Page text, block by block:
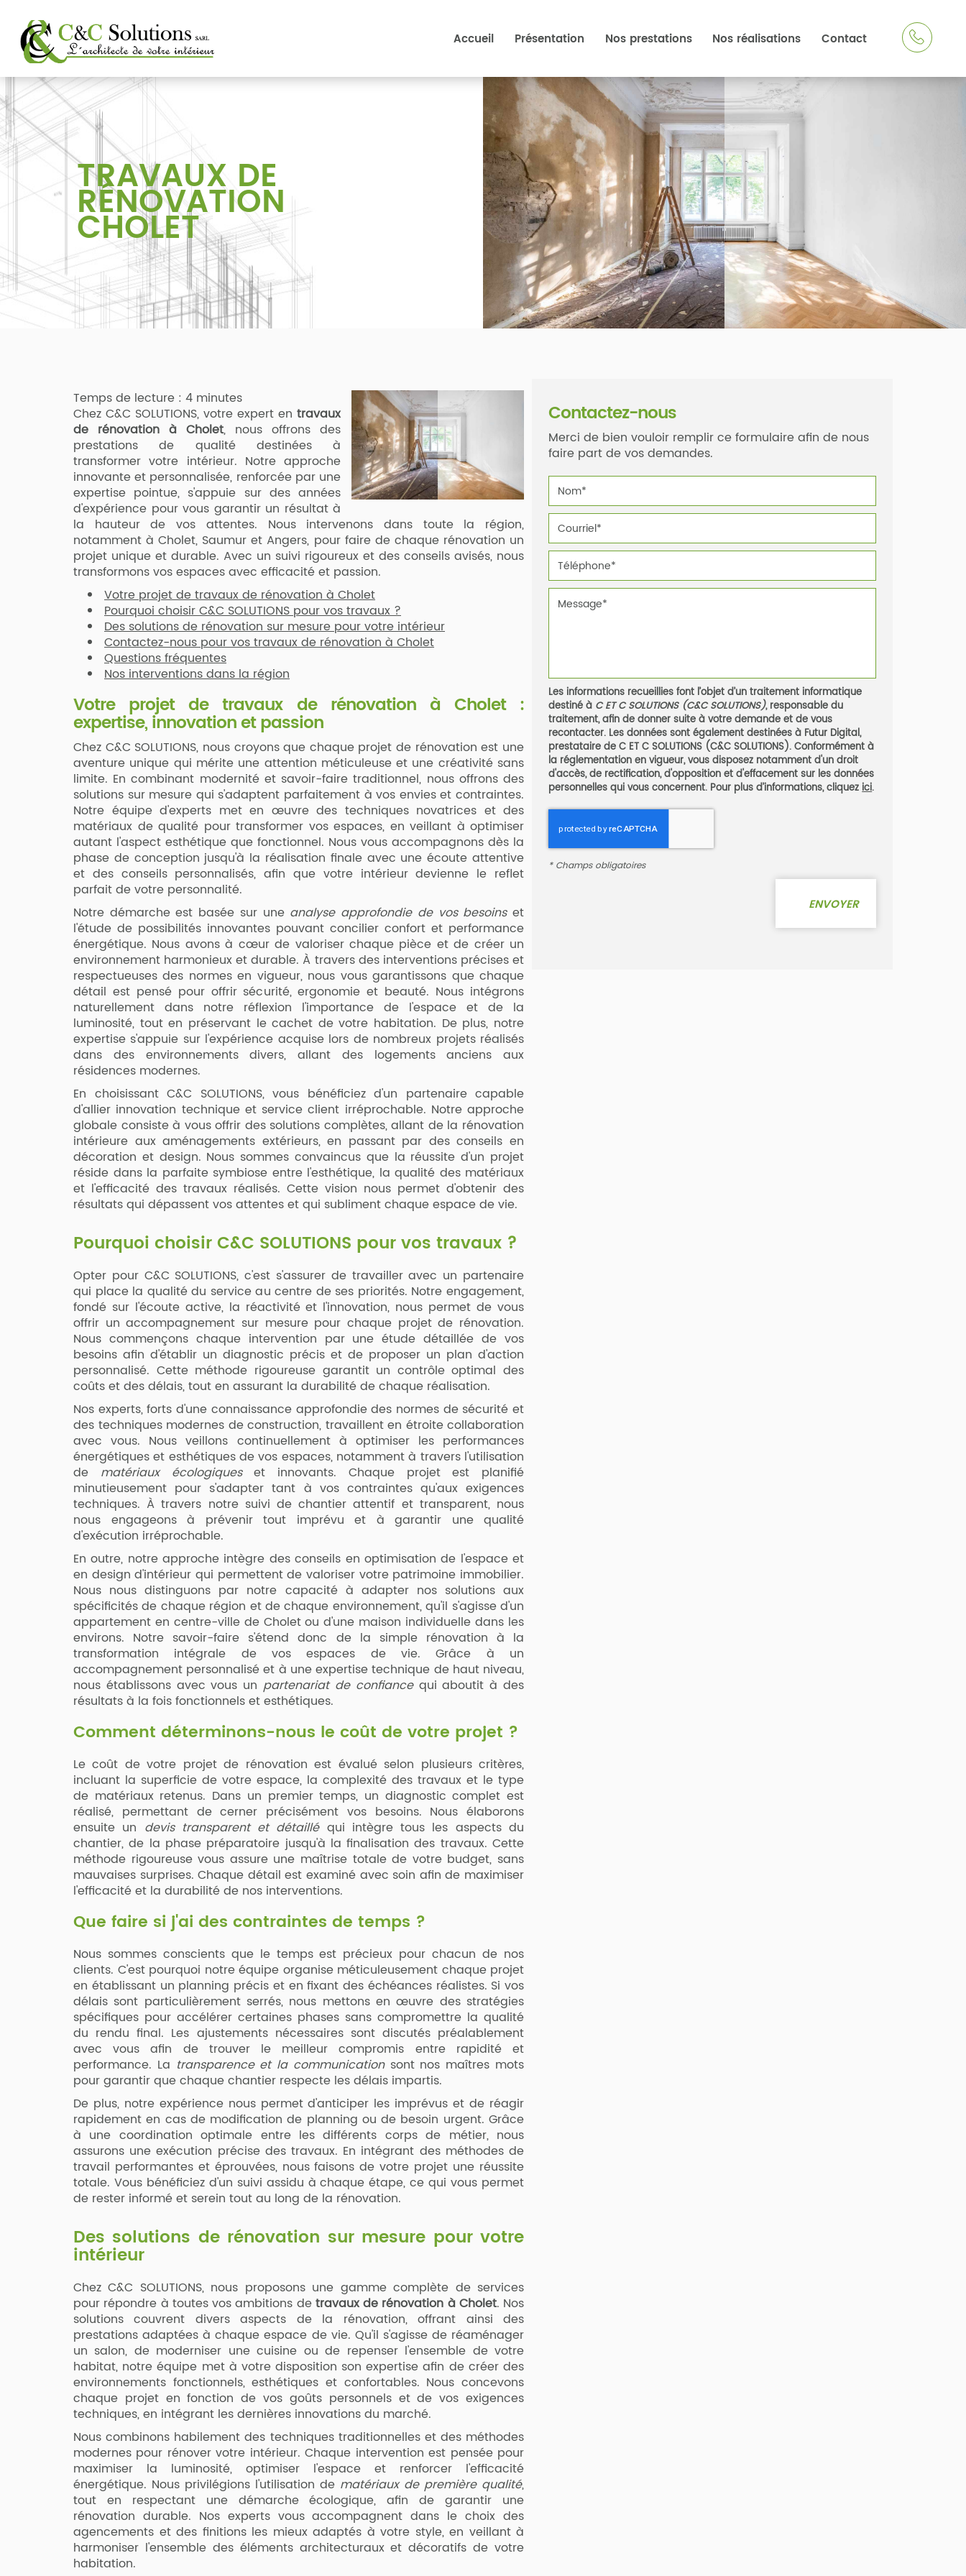
Accueil Présentation Nos prestations Nos réalisations Contact
TRAVAUXDE
RÉNOVATION
CHOLET
Temps de lecture : 4 minutes
Chez C&C SOLUTIONS, votre expert en travaux
de rénovation à Cholet, nous offrons des
prestations de qualité destinées à
transformer votre intérieur. Notre approche
innovante et personnalisée, renforcée par une
expertise pointue, s'appuie sur des années
d'expérience pour vous garantir un résultat à
la hauteur de vos attentes. Nous intervenons dans toute la région,
notamment à Cholet, Saumur et Angers, pour faire de chaque rénovation un
projet unique et durable. Avec un suivi rigoureux et des conseils avisés, nous
transformons vos espaces avec efficacité et passion.
Votre projet de travaux de rénovation à Cholet
Pourquoi choisir C&C SOLUTIONS pour vos travaux ?
Des solutions de rénovation sur mesure pour votre intérieur
Contactez-nous pour vos travaux de rénovation à Cholet
Questions fréquentes
Nos interventions dans la région
Votre projet detravaux de rénovation à Cholet:
expertise, innovation et passion
Chez C&C SOLUTIONS, nous croyons que chaque projet de rénovation est une
aventure unique qui mérite une attention méticuleuse et une créativité sans
limite. En combinant modernité et savoir-faire traditionnel, nous offrons des
solutions sur mesure qui s'adaptent parfaitement à vos envies et contraintes.
Notre équipe d'experts met en œuvre des techniques novatrices et des
matériaux de qualité pour transformer vos espaces, en veillant à optimiser
autant l'aspect esthétique que fonctionnel. Nous vous accompagnons dès la
phase de conception jusqu'à la réalisation finale avec une écoute attentive
et des conseils personnalisés, afin que votre intérieur devienne le reflet
parfait de votre personnalité.
Notre démarche est basée sur une analyse approfondie de vos besoinset
l'étude de possibilités innovantes pouvant concilier confort et performance
énergétique. Nous avons à cœur de valoriser chaque pièce et de créer un
environnement harmonieux et durable. À travers des interventions précises et
respectueuses des normes en vigueur, nous vous garantissons que chaque
détail est pensé pour offrir sécurité, ergonomie et beauté. Nous intégrons
naturellement dans notre réflexion l'importance de l'espace et de la
luminosité, tout en préservant le cachet de votre habitation. De plus, notre
expertise s'appuie sur l'expérience acquise lors de nombreux projets réalisés
dans des environnements divers, allant des logements anciens aux
résidences modernes.
En choisissant C&C SOLUTIONS, vous bénéficiez d'un partenaire capable
d'allier innovation technique et service client irréprochable. Notre approche
globale consiste à vous offrir des solutions complètes, allant de la rénovation
intérieure aux aménagements extérieurs, en passant par des conseils en
décoration et design. Nous sommes convaincus que la réussite d'un projet
réside dans la parfaite symbiose entre l'esthétique, la qualité des matériaux
et l'efficacité des travaux réalisés. Cette vision nous permet d'obtenir des
résultats qui dépassent vos attentes et qui subliment chaque espace de vie.
Pourquoi choisir C&C SOLUTIONS pour vos travaux ?
Opter pour C&C SOLUTIONS, c'est s'assurer de travailler avec un partenaire
qui place la qualité du service au centre de ses priorités. Notre engagement,
fondé sur l'écoute active, la réactivité et l'innovation, nous permet de vous
offrir un accompagnement sur mesure pour chaque projet de rénovation.
Nous commençons chaque intervention par une étude détaillée de vos
besoins afin d'établir un diagnostic précis et de proposer un plan d'action
personnalisé. Cette méthode rigoureuse garantit un contrôle optimal des
coûts et des délais, tout en assurant la durabilité de chaque réalisation.
Nos experts, forts d'une connaissance approfondie des normes de sécurité et
des techniques modernes de construction, travaillent en étroite collaboration
avec vous. Nous veillons continuellement à optimiser les performances
énergétiques et esthétiques de vos espaces, notamment à travers l'utilisation
de matériaux écologiqueset innovants. Chaque projet est planifié
minutieusement pour s'adapter tant à vos contraintes qu'aux exigences
techniques. À travers notre suivi de chantier attentif et transparent, nous
nous engageons à prévenir tout imprévu et à garantir une qualité
d'exécution irréprochable.
En outre, notre approche intègre des conseils en optimisation de l'espace et
en design d'intérieur qui permettent de valoriser votre patrimoine immobilier.
Nous nous distinguons par notre capacité à adapter nos solutions aux
spécificités de chaque région et de chaque environnement, qu'il s'agisse d'un
appartement en centre-ville de Cholet ou d'une maison individuelle dans les
environs. Notre savoir-faire s'étend donc de la simple rénovation à la
transformation intégrale de vos espaces de vie. Grâce à un
accompagnement personnalisé et à une expertise technique de haut niveau,
nous établissons avec vous unpartenariat de confiancequi aboutit à des
résultats à la fois fonctionnels et esthétiques.
Comment déterminons-nous le coût de votre projet ?
Le coût de votre projet de rénovation est évalué selon plusieurs critères,
incluant la superficie de votre espace, la complexité des travaux et le type
de matériaux retenus. Dans un premier temps, un diagnostic complet est
réalisé, permettant de cerner précisément vos besoins. Nous élaborons
ensuite un devis transparent et détailléqui intègre tous les aspects du
chantier, de la phase préparatoire jusqu'à la finalisation des travaux. Cette
méthode rigoureuse vous assure une maîtrise totale de votre budget, sans
mauvaises surprises. Chaque détail est examiné avec soin afin de maximiser
l'efficacité et la durabilité de nos interventions.
Que faire si j'ai des contraintes de temps ?
Nous sommes conscients que le temps est précieux pour chacun de nos
clients. C'est pourquoi notre équipe organise méticuleusement chaque projet
en établissant un planning précis et en fixant des échéances réalistes. Si vos
délais sont particulièrement serrés, nous mettons en œuvre des stratégies
spécifiques pour accélérer certaines phases sans compromettre la qualité
du rendu final. Les ajustements nécessaires sont discutés préalablement
avec vous afin de trouver le meilleur compromis entre rapidité et
performance. La transparence et la communicationsont nos maîtres mots
pour garantir que chaque chantier respecte les délais impartis.
De plus, notre expérience nous permet d'anticiper les imprévus et de réagir
rapidement en cas de modification de planning ou de besoin urgent. Grâce
à une coordination optimale entre les différents corps de métier, nous
assurons une exécution précise des travaux. En intégrant des méthodes de
travail performantes et éprouvées, nous faisons de votre projet une réussite
totale. Vous bénéficiez d'un suivi assidu à chaque étape, ce qui vous permet
de rester informé et serein tout au long de la rénovation.
Des solutions de rénovation sur mesure pour votre
intérieur
Chez C&C SOLUTIONS, nous proposons une gamme complète de services
pour répondre à toutes vos ambitions detravaux de rénovation à Cholet. Nos
solutions couvrent divers aspects de la rénovation, offrant ainsi des
prestations adaptées à chaque espace de vie. Qu'il s'agisse de réaménager
un salon, de moderniser une cuisine ou de repenser l'ensemble de votre
habitat, notre équipe met à votre disposition son expertise afin de créer des
environnements fonctionnels, esthétiques et confortables. Nous concevons
chaque projet en fonction de vos goûts personnels et de vos exigences
techniques, en intégrant les dernières innovations du marché.
Nous combinons habilement des techniques traditionnelles et des méthodes
modernes pour rénover votre intérieur. Chaque intervention est pensée pour
maximiser la luminosité, optimiser l'espace et renforcer l'efficacité
énergétique. Nous privilégions l'utilisation de matériaux de première qualité,
tout en respectant une démarche écologique, afin de garantir une
rénovation durable. Nos experts vous accompagnent dans le choix des
agencements et des finitions les mieux adaptés à votre style, en veillant à
harmoniser l'ensemble des éléments architecturaux et décoratifs de votre
habitation.
Contactez-nous
Merci de bien vouloir remplir ce formulaire afin de nous
faire part de vos demandes.
Les informations recueillies font l’objet d’un traitement informatique
destiné à C ET C SOLUTIONS (C&C SOLUTIONS), responsable du
traitement, afin de donner suite à votre demande et de vous
recontacter. Les données sont également destinées à Futur Digital,
prestataire de C ET C SOLUTIONS (C&C SOLUTIONS). Conformément à
la réglementation en vigueur, vous disposez notamment d'un droit
d'accès, de rectification, d'opposition et d'effacement sur les données
personnelles qui vous concernent. Pour plus d’informations, cliquezici.
* Champs obligatoires